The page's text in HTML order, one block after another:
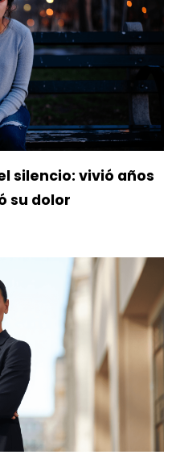
silencio: vivió años
su dolor